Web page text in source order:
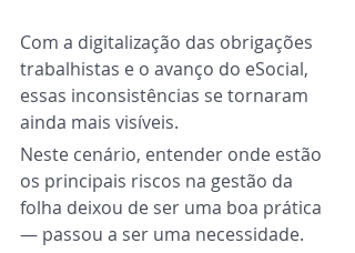
Com a digitalização das obrigações
trabalhistas e o avanço do eSocial,
essas inconsistências se tornaram
ainda mais visíveis.
Neste cenário, entender onde estão
os principais riscos na gestão da
folha deixou de ser uma boa prática
— passou a ser uma necessidade.